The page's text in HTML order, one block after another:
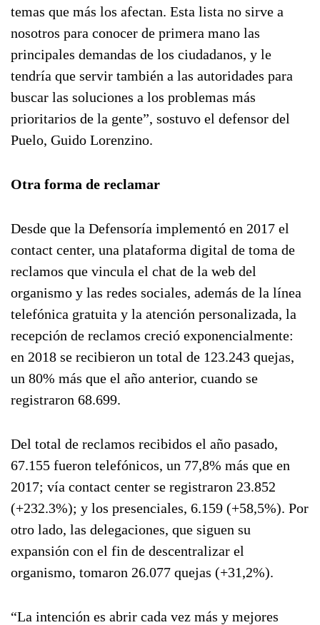
temas que más los afectan. Esta lista no sirve a
nosotros para conocer de primera mano las
principales demandas de los ciudadanos, y le
tendría que servir también a las autoridades para
buscar las soluciones a los problemas más
prioritarios de la gente”, sostuvo el defensor del
Puelo, Guido Lorenzino.
Otra forma de reclamar
Desde que la Defensoría implementó en 2017 el
contact center, una plataforma digital de toma de
reclamos que vincula el chat de la web del
organismo y las redes sociales, además de la línea
telefónica gratuita y la atención personalizada, la
recepción de reclamos creció exponencialmente:
en 2018 se recibieron un total de 123.243 quejas,
un 80% más que el año anterior, cuando se
registraron 68.699.
Del total de reclamos recibidos el año pasado,
67.155 fueron telefónicos, un 77,8% más que en
2017; vía contact center se registraron 23.852
(+232.3%); y los presenciales, 6.159 (+58,5%). Por
otro lado, las delegaciones, que siguen su
expansión con el fin de descentralizar el
organismo, tomaron 26.077 quejas (+31,2%).
“La intención es abrir cada vez más y mejores